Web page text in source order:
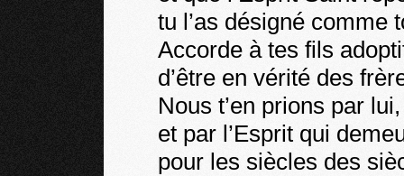
tu l’as désigné comme
Accorde à tes fils
d’être en vérité des
Nous t’en prions par
et par l’Esprit qui
pour les siècles des